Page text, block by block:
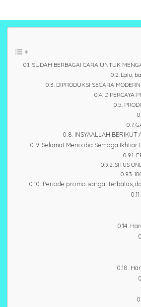
SUDAH BERBAGAI CARA UNTUK
Lalu,
DIPRODUKSI SECARA
DIPERCAYA
INSYAALLAH BERIKUT
Selamat Mencoba Semoga Ikhtiar
SITUS
Periode promo sangat terbatas,